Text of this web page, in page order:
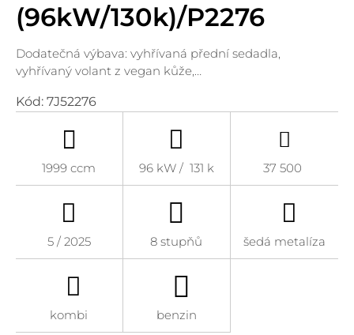
(96kW/130k)/P2276
Dodatečná výbava: vyhřívaná přední sedadla,
vyhřívaný volant z vegan kůže,…
Kód: 7J52276
1999 ccm 96 kW / 131 k 37 500
5 / 2025 8 stupňů šedá metalíza
kombi benzin